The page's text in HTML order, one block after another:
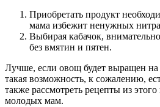
Приобретать продукт
мама избежит ненужных
Выбирая кабачок,
без вмятин и пятен.
Лучше, если овощ будет выращен на
такая возможность, к сожалению,
также рассмотреть рецепты из
молодых мам.